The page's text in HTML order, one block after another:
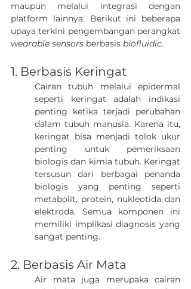
maupun melalui integrasi dengan
platform lainnya. Berikut ini beberapa
upaya terkini pengembangan
wearable sensors berbasis biofluidic.
1. Berbasis Keringat
Cairan tubuh melalui epidermal
seperti keringat adalah indikasi
penting ketika terjadi perubahan
dalam tubuh manusia. Karena itu,
keringat bisa menjadi tolok ukur
penting untuk pemeriksaan
biologis dan kimia tubuh. Keringat
tersusun dari berbagai penanda
biologis yang penting seperti
metabolit, protein, nukleotida dan
elektroda. Semua komponen ini
memiliki implikasi diagnosis yang
sangat penting.
2. Berbasis Air Mata
Air mata juga merupaka cairan